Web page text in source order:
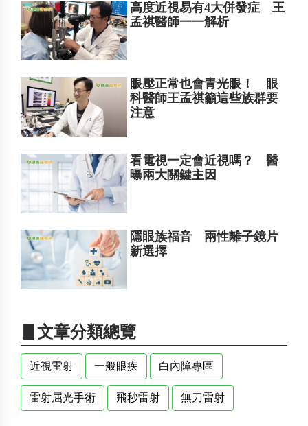
高度近視易有4大併發症 王
孟祺醫師一一解析
眼壓正常也會青光眼！ 眼
科醫師王孟祺籲這些族群要
注意
看電視一定會近視嗎？ 醫
曝兩大關鍵主因
隱眼族福音 兩性離子鏡片
新選擇
▋文章分類總覽
近視雷射 一般眼疾 白內障專區
雷射屈光手術 飛秒雷射 無刀雷射